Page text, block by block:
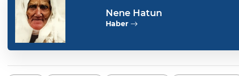
Nene Hatun
Haber